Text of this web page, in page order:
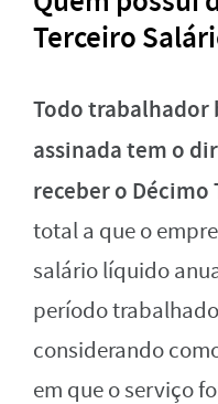
Terceiro
Todo trabalhador
assinada tem o
receber o
total a que o
salário líquido
período
considerando
em que o serviço